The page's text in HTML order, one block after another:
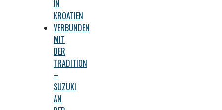
IN
KROATIEN
VERBUNDEN
MIT
DER
TRADITION
–
SUZUKI
AN